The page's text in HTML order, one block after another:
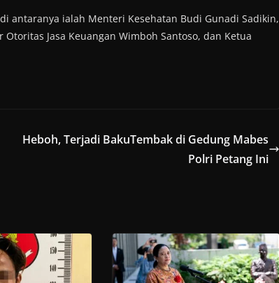
antaranya ialah Menteri Kesehatan Budi Gunadi Sadikin,
Jasa Keuangan Wimboh Santoso, dan Ketua
Heboh, Terjadi BakuTembak di Gedung Mabes
Polri Petang Ini